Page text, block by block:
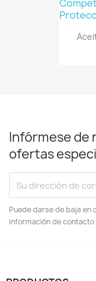
Infórmese de
ofertas
Puede darse de baja en
información de contacto